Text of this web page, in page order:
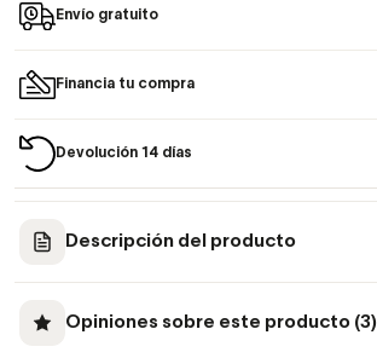
Envío gratuito
Financia tu compra
Devolución 14 días
Descripción del producto
Opiniones sobre este producto (3)